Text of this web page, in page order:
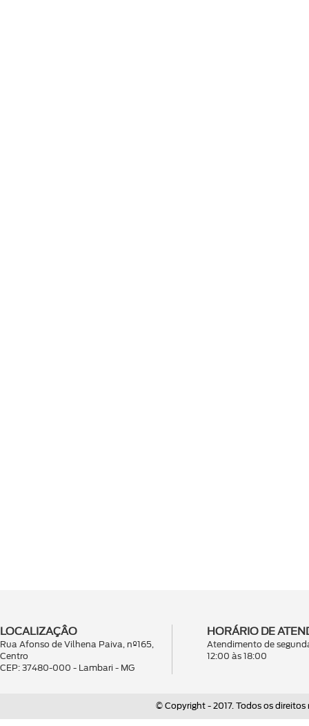
LOCALIZAÇÂO
Rua Afonso de Vilhena Paiva, nº165,
Centro
CEP: 37480-000 - Lambari - MG
HORÁRIO DE
Atendimento de
12:00 às 18:00
© Copyright - 2017. Todos os